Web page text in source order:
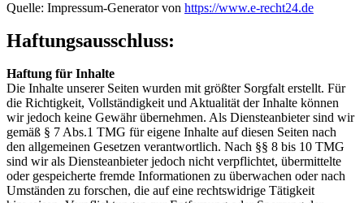
Quelle: Impressum-Generator von https://www.e-recht24.de
Haftungsausschluss:
Haftung für Inhalte
Die Inhalte unserer Seiten wurden mit größter Sorgfalt erstellt. Für
die Richtigkeit, Vollständigkeit und Aktualität der Inhalte können
wir jedoch keine Gewähr übernehmen. Als Diensteanbieter sind wir
gemäß § 7 Abs.1 TMG für eigene Inhalte auf diesen Seiten nach
den allgemeinen Gesetzen verantwortlich. Nach §§ 8 bis 10 TMG
sind wir als Diensteanbieter jedoch nicht verpflichtet, übermittelte
oder gespeicherte fremde Informationen zu überwachen oder nach
Umständen zu forschen, die auf eine rechtswidrige Tätigkeit